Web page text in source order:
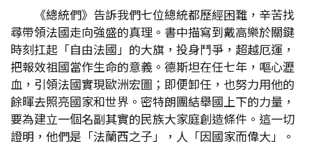
《總統們》告訴我們七位總統都歷經困難，辛苦找
尋帶領法國走向強盛的真理。書中描寫到戴高樂於關鍵
時刻扛起「自由法國」的大旗，投身鬥爭，超越厄運，
把報效祖國當作生命的意義。德斯坦在任七年，嘔心瀝
血，引領法國實現歐洲宏圖；即便卸任，也努力用他的
餘暉去照亮國家和世界。密特朗團結舉國上下的力量，
要為建立一個名副其實的民族大家庭創造條件。這一切
證明，他們是「法蘭西之子」，人「因國家而偉大」。